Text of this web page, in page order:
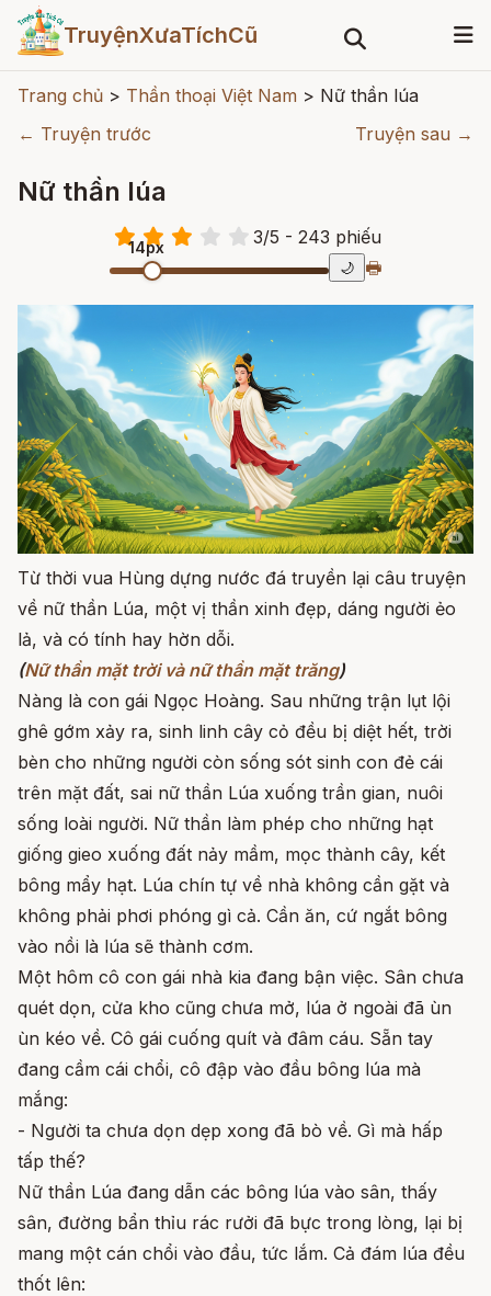
TruyệnXưaTíchCũ
Trang chủ > Thần thoại Việt Nam > Nữ thần lúa
← Truyện trước
Truyện sau →
Nữ thần lúa
3/5 - 243 phiếu
14px
🌙 🖶
Từ thời vua Hùng dựng nước đá truyền lại câu truyện
về nữ thần Lúa, một vị thần xinh đẹp, dáng người ẻo
lả, và có tính hay hờn dỗi.
(Nữ thần mặt trời và nữ thần mặt trăng)
Nàng là con gái Ngọc Hoàng. Sau những trận lụt lội
ghê gớm xảy ra, sinh linh cây cỏ đều bị diệt hết, trời
bèn cho những người còn sống sót sinh con đẻ cái
trên mặt đất, sai nữ thần Lúa xuống trần gian, nuôi
sống loài người. Nữ thần làm phép cho những hạt
giống gieo xuống đất nảy mầm, mọc thành cây, kết
bông mẩy hạt. Lúa chín tự về nhà không cần gặt và
không phải phơi phóng gì cả. Cần ăn, cứ ngắt bông
vào nồi là lúa sẽ thành cơm.
Một hôm cô con gái nhà kia đang bận việc. Sân chưa
quét dọn, cửa kho cũng chưa mở, lúa ở ngoài đã ùn
ùn kéo về. Cô gái cuống quít và đâm cáu. Sẵn tay
đang cầm cái chổi, cô đập vào đầu bông lúa mà
mắng:
- Người ta chưa dọn dẹp xong đã bò về. Gì mà hấp
tấp thế?
Nữ thần Lúa đang dẫn các bông lúa vào sân, thấy
sân, đường bẩn thỉu rác rưởi đã bực trong lòng, lại bị
mang một cán chổi vào đầu, tức lắm. Cả đám lúa đều
thốt lên: